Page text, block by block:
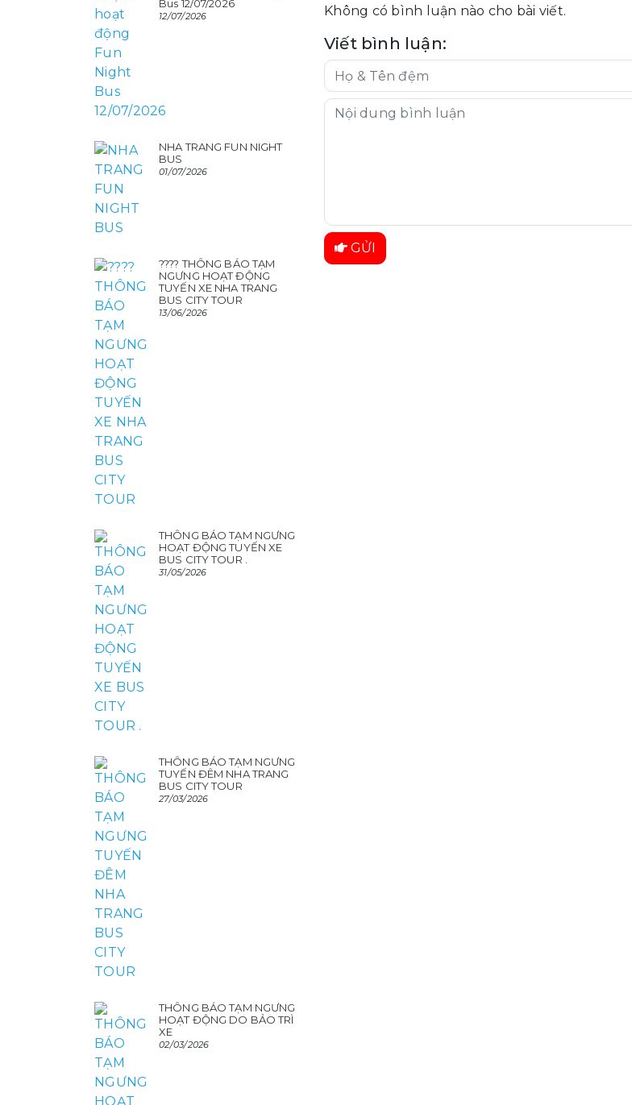
Bus 12/07/2026
12/07/2026
NHA TRANG FUN NIGHT
BUS
01/07/2026
???? THÔNG BÁO TẠM
NGƯNG HOẠT ĐỘNG
TUYẾN XE NHA TRANG
BUS CITY TOUR
13/06/2026
THÔNG BÁO TẠM NGƯNG
HOẠT ĐỘNG TUYẾN XE
BUS CITY TOUR .
31/05/2026
THÔNG BÁO TẠM NGƯNG
TUYẾN ĐÊM NHA TRANG
BUS CITY TOUR
27/03/2026
THÔNG BÁO TẠM NGƯNG
HOẠT ĐỘNG DO BẢO TRÌ
XE
02/03/2026
Không có bình luận nào cho bài viết.
Viết bình luận:
GỬI